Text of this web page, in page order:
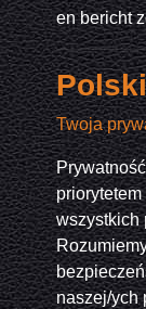
en bericht
Twoja
wszystkich
naszej/ych